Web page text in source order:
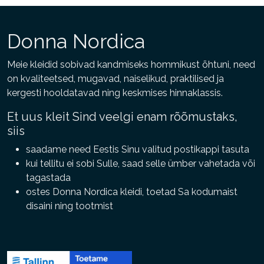
Valikuid
teha
tootelehel.
saab
teha
tootelehel.
Donna Nordica
Meie kleidid sobivad kandmiseks hommikust õhtuni, need
on kvaliteetsed, mugavad, naiselikud, praktilised ja
kergesti hooldatavad ning keskmises hinnaklassis.
Et uus kleit Sind veelgi enam rõõmustaks,
siis
saadame need Eestis Sinu valitud postikappi tasuta
kui tellitu ei sobi Sulle, saad selle ümber vahetada või
tagastada
ostes Donna Nordica kleidi, toetad Sa kodumaist
disaini ning tootmist